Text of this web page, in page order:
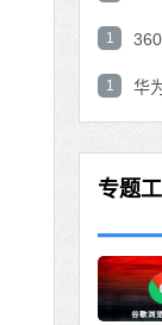
1
1 华
专题